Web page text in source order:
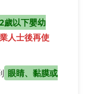
歲以下嬰幼
人士後再使
眼睛、黏膜或